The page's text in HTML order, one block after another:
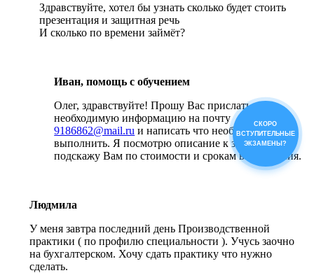
Здравствуйте, хотел бы узнать сколько будет стоить
презентация и защитная речь
И сколько по времени займёт?
Иван, помощь с обучением
Олег, здравствуйте! Прошу Вас прислать всю
необходимую информацию на почту
9186862@mail.ru и написать что необходимо
выполнить. Я посмотрю описание к заданиям и
подскажу Вам по стоимости и срокам выполнения.
Людмила
У меня завтра последний день Производственной
практики ( по профилю специальности ). Учусь заочно
на бухгалтерском. Хочу сдать практику что нужно
сделать.
СКОРО
ВСТУПИТЕЛЬНЫЕ
ЭКЗАМЕНЫ?